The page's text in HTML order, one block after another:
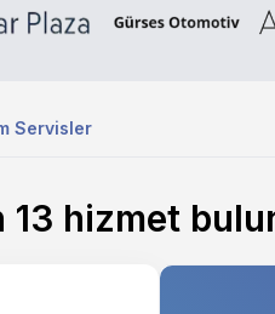
Servisler
13 hizmet